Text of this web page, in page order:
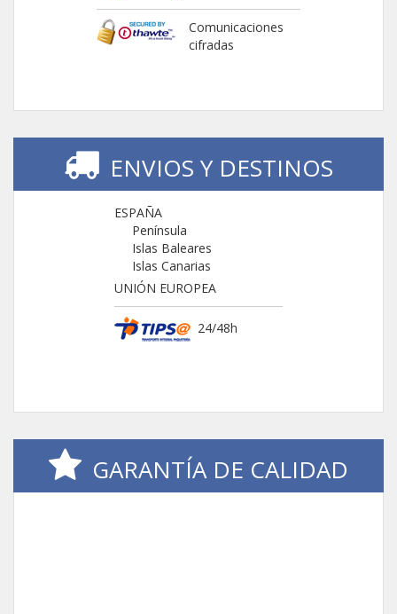
Comunicaciones
cifradas
ENVIOS Y DESTINOS
ESPAÑA
Península
Islas Baleares
Islas Canarias
UNIÓN EUROPEA
24/48h
GARANTÍA DE CALIDAD